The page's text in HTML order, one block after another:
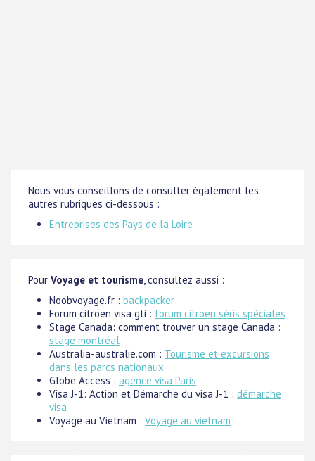
Nous vous conseillons de consulter également les
autres rubriques ci-dessous :
Entreprises des Pays de la Loire
Pour Voyage et tourisme, consultez aussi :
Noobvoyage.fr : backpacker
Forum citroën visa gti : forum citroen séris spéciales
Stage Canada: comment trouver un stage Canada :
stage montréal
Australia-australie.com : Tourisme et excursions
dans les parcs nationaux
Globe Access : agence visa Paris
Visa J-1: Action et Démarche du visa J-1 : démarche
visa
Voyage au Vietnam : Voyage au vietnam